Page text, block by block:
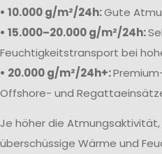
• 10.000 g/m²/24h:Gute
• 15.000–20.000 g/m²/24h:
Feuchtigkeitstransport bei
• 20.000 g/m²/24h+:
Offshore- und
Je höher die
überschüssige Wärme und